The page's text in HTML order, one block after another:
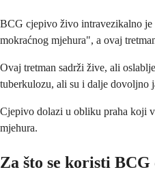
BCG cjepivo živo intravezikalno je
mokraćnog mjehura", a ovaj
Ovaj tretman sadrži žive, ali
tuberkulozu, ali su i dalje dovoljno
Cjepivo dolazi u obliku praha koji
mjehura.
Za što se koristi